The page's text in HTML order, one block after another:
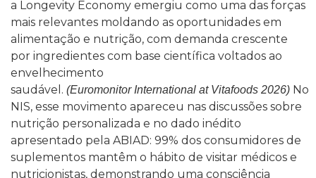
a Longevity Economy emergiu como uma das forças
mais relevantes moldando as oportunidades em
alimentação e nutrição, com demanda crescente
por ingredientes com base científica voltados ao
envelhecimento
saudável. (Euromonitor International at Vitafoods 2026) No
NIS, esse movimento apareceu nas discussões sobre
nutrição personalizada e no dado inédito
apresentado pela ABIAD: 99% dos consumidores de
suplementos mantêm o hábito de visitar médicos e
nutricionistas, demonstrando uma consciência